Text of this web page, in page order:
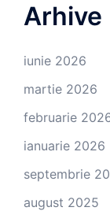
Arhive
iunie 2026
martie 2026
februarie
ianuarie 2026
septembrie
august 2025